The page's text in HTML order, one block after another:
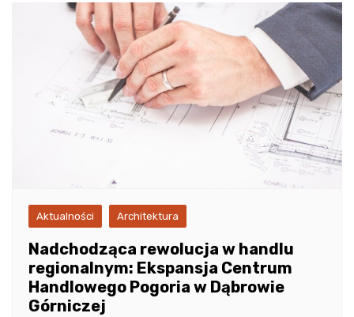
Aktualności Architektura
Nadchodząca rewolucja w handlu
regionalnym: Ekspansja Centrum
Handlowego Pogoria w Dąbrowie
Górniczej